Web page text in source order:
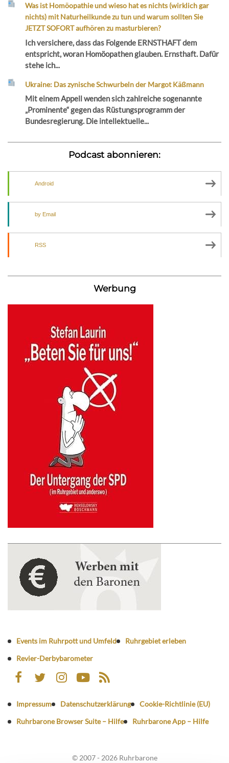
Was ist Homöopathie und wieso hat es nichts (wirklich gar
nichts) mit Naturheilkunde zu tun und warum sollten Sie
JETZT SOFORT aufhören zu masturbieren?
Ich versichere, dass das Folgende ERNSTHAFT dem
entspricht, woran Homöopathen glauben. Ernsthaft. Dafür
stehe ich...
Ukraine: Das zynische Schwurbeln der Margot Käßmann
Mit einem Appell wenden sich zahlreiche sogenannte
„Prominente“ gegen das Rüstungsprogramm der
Bundesregierung. Die intellektuelle...
Podcast abonnieren:
Android
by Email
RSS
Werbung
Events im Ruhrpott und Umfeld
Ruhrgebiet erleben
Revier-Derbybarometer
Impressum Datenschutzerklärung
Cookie-Richtlinie (EU)
Ruhrbarone Browser Suite – Hilfe
Ruhrbarone App – Hilfe
© 2007 - 2026 Ruhrbarone